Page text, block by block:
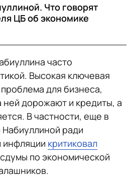
Что говорят
ЦБ об экономике
часто
Высокая ключевая
для бизнеса,
ней дорожают и кредиты, а
В частности, еще в
Набиуллиной ради
инфляции критиковал
по экономической